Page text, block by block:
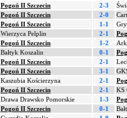
Pogoń II Szczecin 2-3
Pogoń II Szczecin 2-0
Pogoń II Szczecin 1-1
Wierzyca Pelplin 2-1
Pogoń II Szczecin 1-2
Bałtyk Koszalin 0-1
Pogoń II Szczecin 2-1
Pogoń II Szczecin 3-1
Kaszubia Kościerzyna 2-1
Pogoń II Szczecin 2-1
KS
Drawa Drawsko Pomorskie 1-3
Pogoń II Szczecin 0-1